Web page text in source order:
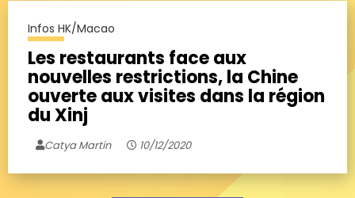
Infos HK/Macao
Les restaurants face aux
nouvelles restrictions, la Chine
ouverte aux visites dans la région
du Xinj
Catya Martin 10/12/2020